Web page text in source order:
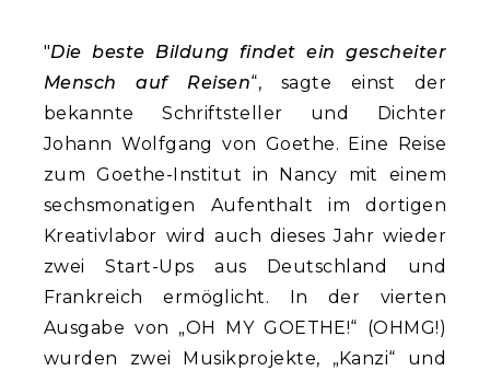
"Die beste Bildung findet ein gescheiter
Mensch auf Reisen“, sagte einst der
bekannte Schriftsteller und Dichter
Johann Wolfgang von Goethe. Eine Reise
zum Goethe-Institut in Nancy mit einem
sechsmonatigen Aufenthalt im dortigen
Kreativlabor wird auch dieses Jahr wieder
zwei Start-Ups aus Deutschland und
Frankreich ermöglicht. In der vierten
Ausgabe von „OH MY GOETHE!“ (OHMG!)
wurden zwei Musikprojekte, „Kanzi“ und